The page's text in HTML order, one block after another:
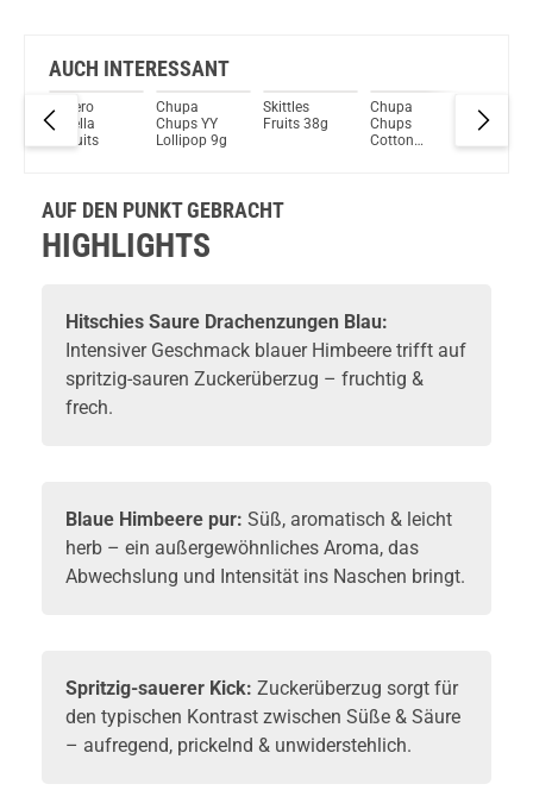
Bergen Rings Sweet Dreams Peanut & Caramel 128g
Du willst Kröten sparen?
Schau mal hier!
Ijoy Luna 1,4ml 350mAh Pod System Kit Grün
AUCH INTERESSANT
Ferrero
Nutella
Biscuits
Chupa
Chups YY
Lollipop 9g
Skittles
Fruits 38g
Chupa
Chups
Cotton
Original
AUF DEN PUNKT GEBRACHT
HIGHLIGHTS
Hitschies Saure Drachenzungen Blau:
Intensiver Geschmack blauer Himbeere trifft auf
spritzig-sauren Zuckerüberzug – fruchtig &
frech.
Blaue Himbeere pur: Süß, aromatisch & leicht
herb – ein außergewöhnliches Aroma, das
Abwechslung und Intensität ins Naschen bringt.
Spritzig-sauerer Kick: Zuckerüberzug sorgt für
den typischen Kontrast zwischen Süße & Säure
– aufregend, prickelnd & unwiderstehlich.